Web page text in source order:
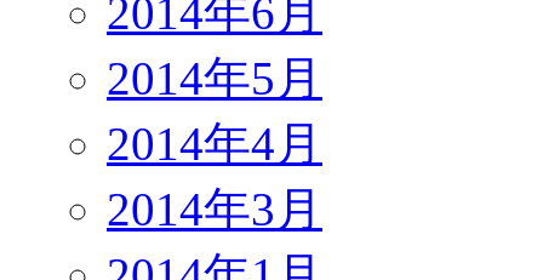
2014年6月
2014年5月
2014年4月
2014年3月